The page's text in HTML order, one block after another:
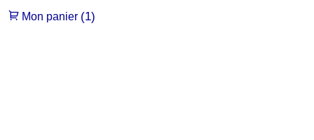
Mon panier (1)